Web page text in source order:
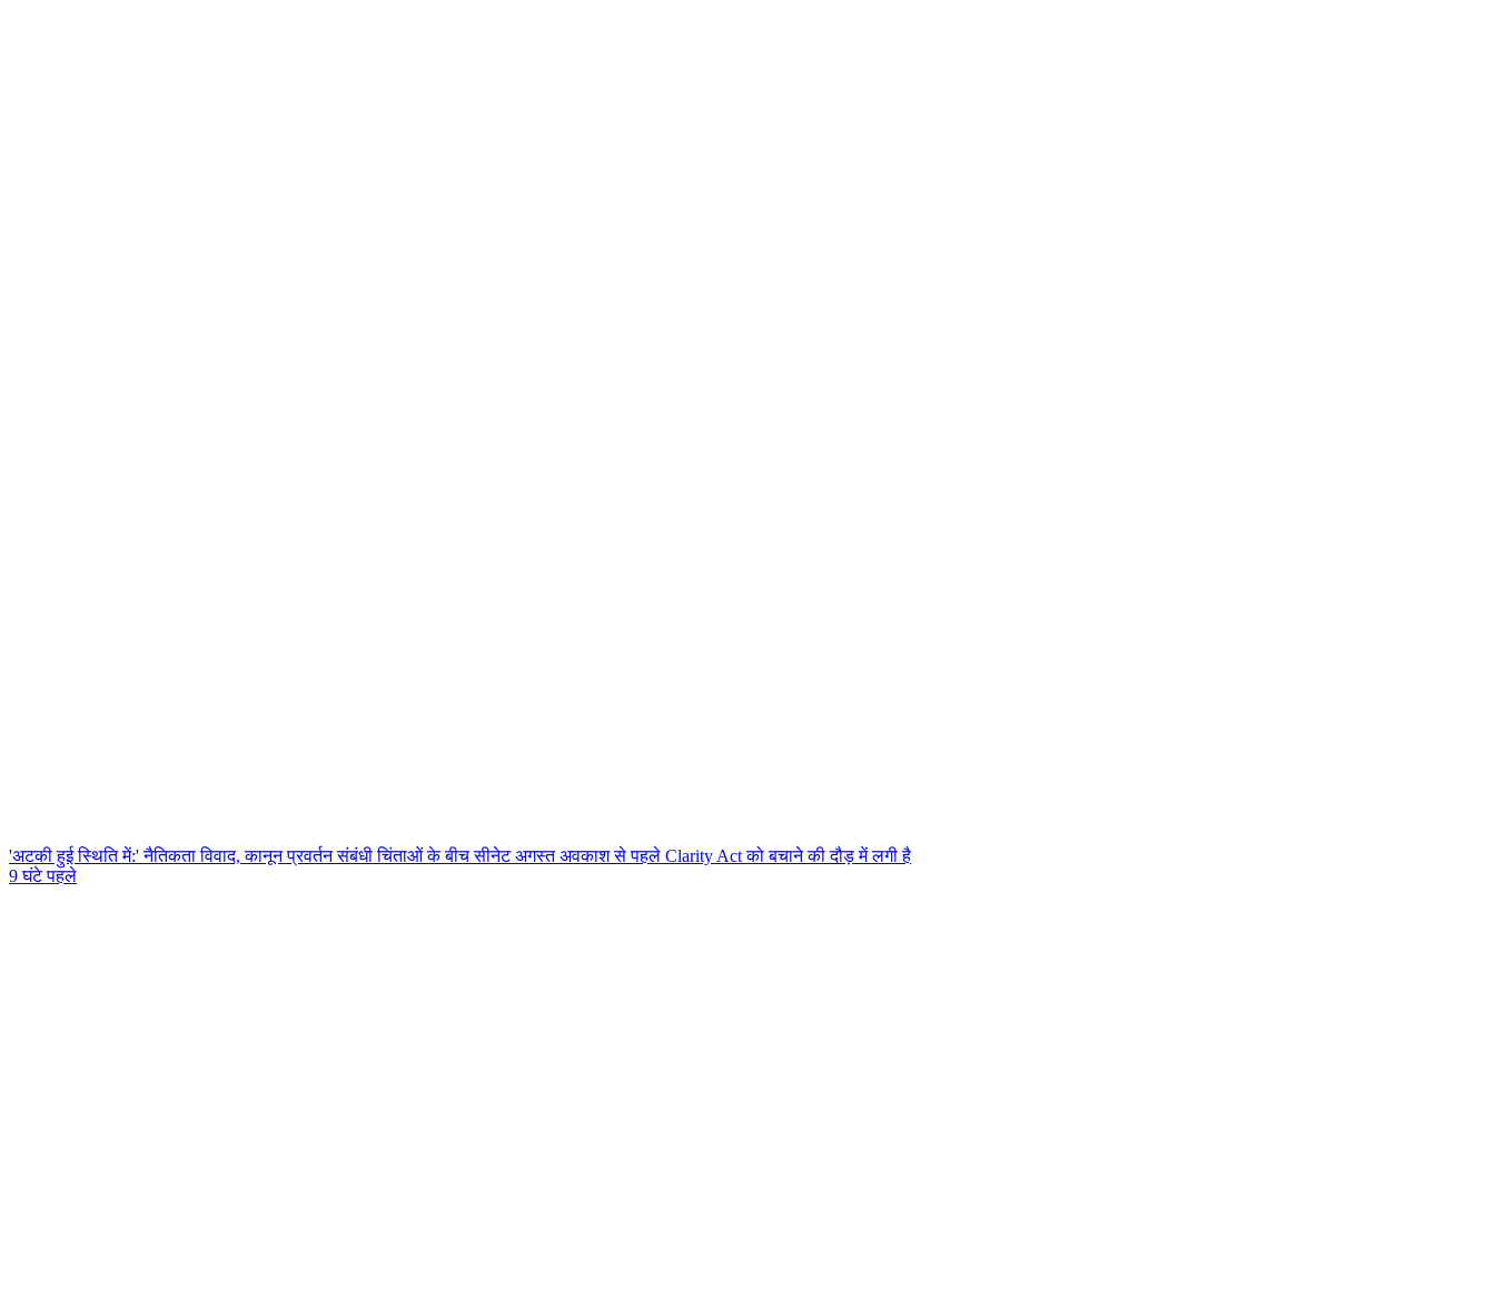
'अटकी हुई स्थिति में:' नैतिकता विवाद, कानून प्रवर्तन संबंधी चिंताओं के बीच सीनेट अगस्त अवकाश से पहले Clarity Act को बचाने की दौड़ में लगी है
9 घंटे पहले